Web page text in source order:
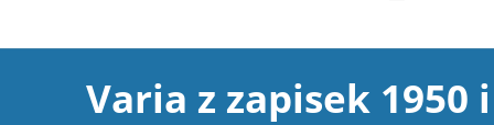
Varia z zapisek